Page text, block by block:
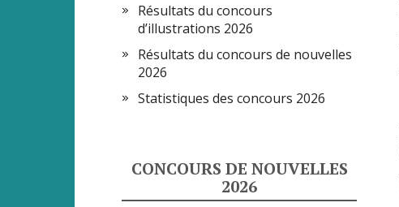
Résultats du concours
d’illustrations 2026
Résultats du concours de nouvelles
2026
Statistiques des concours 2026
CONCOURS DE NOUVELLES
2026